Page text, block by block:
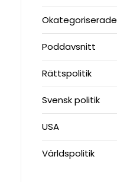
Okategoriserade
Poddavsnitt
Rättspolitik
Svensk politik
USA
Världspolitik